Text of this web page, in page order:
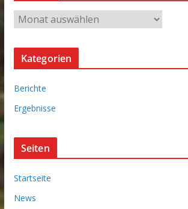
r
c
v
Kategorien
Berichte
Ergebnisse
Seiten
Startseite
News